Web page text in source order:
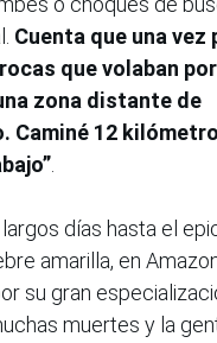
Cuenta que una vez
que volaban
zona distante de
Caminé 12
días hasta el
amarilla, en
su gran
muertes y la